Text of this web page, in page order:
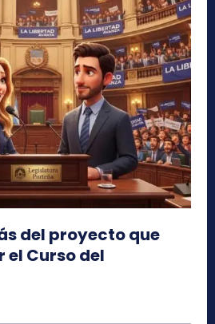
del proyecto que
Curso del